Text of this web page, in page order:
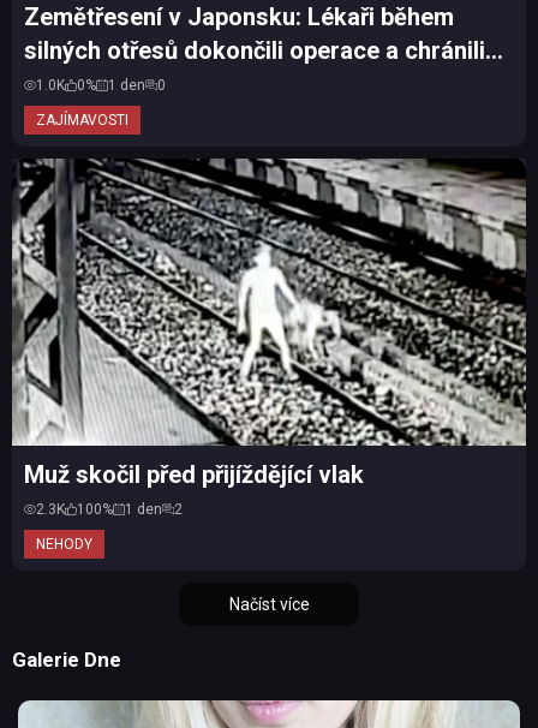
ZAJÍMAVOSTI
Zemětřesení v Japonsku: Lékaři během
silných otřesů dokončili operace a chránili
pacienty vlastní...
1.0K 0% 1 den 0
NEHODY
Muž skočil před přijíždějící vlak
2.3K 100% 1 den 2
Načíst více
Galerie Dne